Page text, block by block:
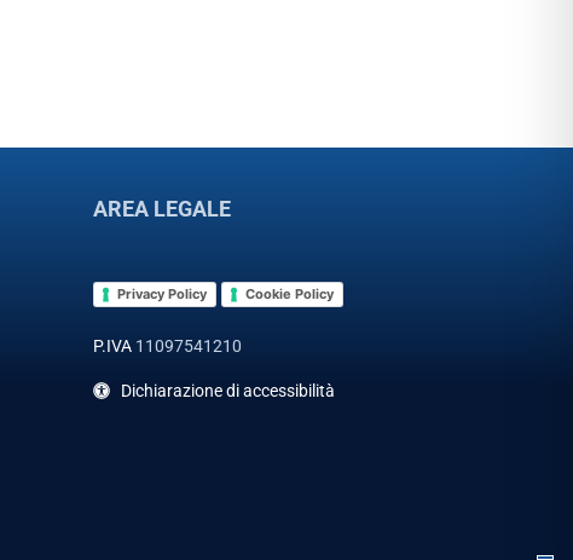
AREA LEGALE
Privacy Policy Cookie Policy
P.IVA 11097541210
Dichiarazione di accessibilità